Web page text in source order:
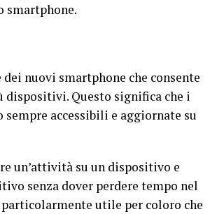
smartphone.
nuovi smartphone che consente
Questo significa che i
accessibili e aggiornate su
un’attività su un dispositivo e
senza dover perdere tempo nel
utile per coloro che